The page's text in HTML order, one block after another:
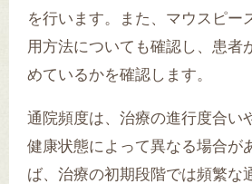
を行います。また、マウスピー
用方法についても確認し、患者
めているかを確認します。
通院頻度は、治療の進行度合い
健康状態によって異なる場合が
ば、治療の初期段階では頻繁な